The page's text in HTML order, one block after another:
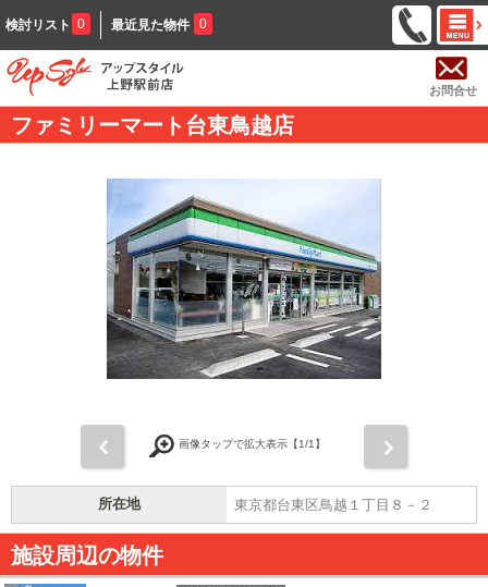
検討リスト 0 最近見た物件 0
お問合せ
ファミリーマート台東鳥越店
画像タップで拡大表示【1/1】
所在地 東京都台東区鳥越１丁目８－２
施設周辺の物件